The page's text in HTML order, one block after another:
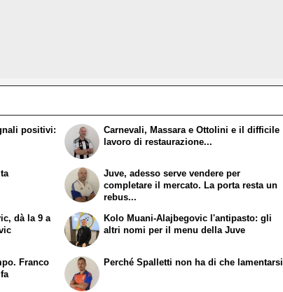
positivi:
Carnevali, Massara e Ottolini e il difficile
lavoro di restaurazione...
Juve, adesso serve vendere per
completare il mercato. La porta resta un
rebus...
dà la 9 a
Franco
Kolo Muani-Alajbegovic l'antipasto: gli
altri nomi per il menu della Juve
Perché Spalletti non ha di che lamentarsi